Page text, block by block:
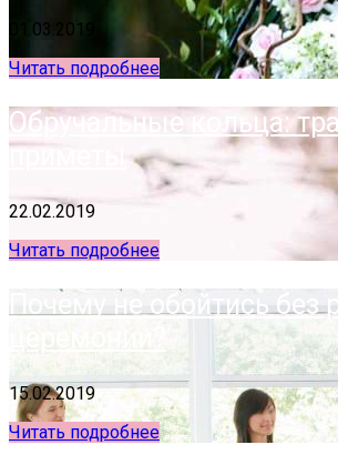
01.03.2019
Читать подробнее
Обручальные кольца:
приметы
22.02.2019
Читать подробнее
Почему не обойтись без
церемонии?
15.02.2019
Читать подробнее